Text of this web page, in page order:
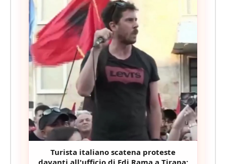
Turista italiano scatena proteste
davanti all'ufficio di Edi Rama a Tirana: